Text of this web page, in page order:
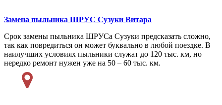
Замена пыльника ШРУС Сузуки Витара
Срок замены пыльника ШРУСа Сузуки предсказать сложно,
так как повредиться он может буквально в любой поездке. В
наилучших условиях пыльники служат до 120 тыс. км, но
нередко ремонт нужен уже на 50 – 60 тыс. км.